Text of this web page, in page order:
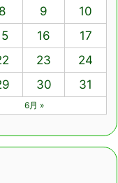
8 9
10
16
17
23
24
30 31
6月 »